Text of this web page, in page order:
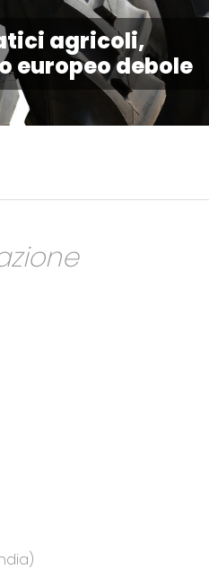
agricoli,
europeo debole